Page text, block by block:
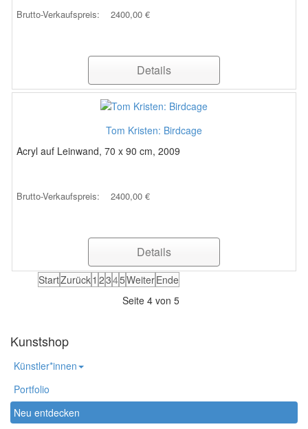
Brutto-Verkaufspreis: 2400,00 €
Details
Tom Kristen: Birdcage
Acryl auf Leinwand, 70 x 90 cm, 2009
Brutto-Verkaufspreis: 2400,00 €
Details
StartZurück1 2345WeiterEnde
Seite 4 von 5
Kunstshop
Künstler*innen
Portfolio
Neu entdecken